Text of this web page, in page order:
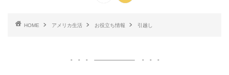
HOME アメリカ生活 お役立ち情報 引越し